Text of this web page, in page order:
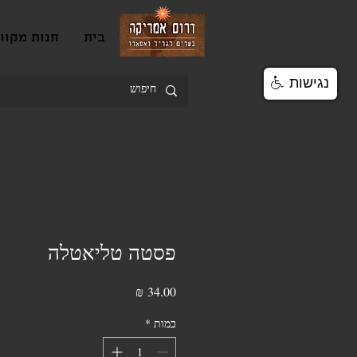
בית חנות
פסטה טליאטלה
כמות *
נגישות